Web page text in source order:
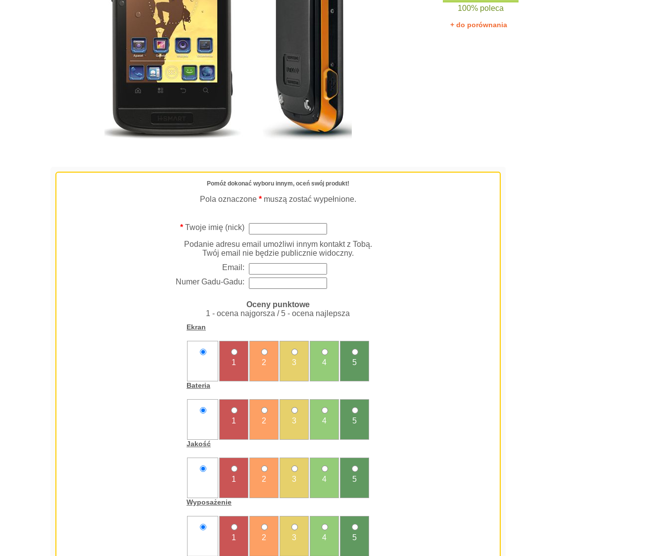
100% poleca
+ do porównania
Pomóż dokonać wyboru innym, oceń swój produkt!
Pola oznaczone *muszą zostać wypełnione.
*Twoje imię (nick)
Podanie adresu email umożliwi innym kontakt z Tobą.
Twój email nie będzie publicznie widoczny.
Email:
Numer Gadu-Gadu:
Oceny punktowe
1 - ocena najgorsza / 5 - ocena najlepsza
Ekran
1 2 3 4 5
Bateria
1 2 3 4 5
Jakość
1 2 3 4 5
Wyposażenie
1 2 3 4 5